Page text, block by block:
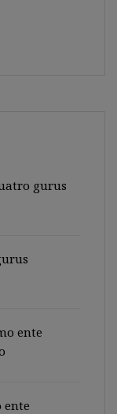
gurus
ente
ente